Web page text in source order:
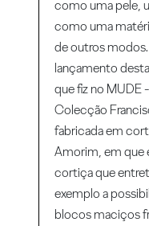
como uma pele,
como uma
de outros
lançamento
que fiz no MUDE
Colecção
fabricada em
Amorim, em que
cortiça que
exemplo a
blocos maciços